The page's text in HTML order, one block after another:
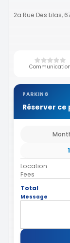
2a Rue Des Lilas,
Communication
PARKING
Réserver ce
Location
Fees
Total
Message